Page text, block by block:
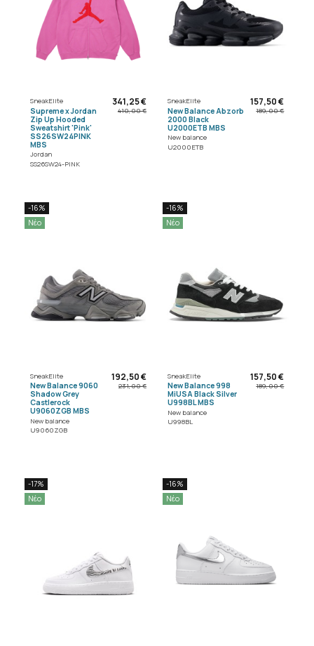
SneakElite
Supreme x Jordan
Zip Up Hooded
Sweatshirt 'Pink'
SS26SW24PINK
MBS
Jordan
SS26SW24-PINK
341,25 €
410,00 €
SneakElite
New Balance Abzorb
2000 Black
U2000ETB MBS
New balance
U2000ETB
157,50 €
189,00 €
-16%
Νέο
SneakElite
New Balance 9060
Shadow Grey
Castlerock
U9060ZGB MBS
New balance
U9060ZGB
192,50 €
231,00 €
-16%
Νέο
SneakElite
New Balance 998
MiUSA Black Silver
U998BL MBS
New balance
U998BL
157,50 €
189,00 €
-17%
Νέο
-16%
Νέο